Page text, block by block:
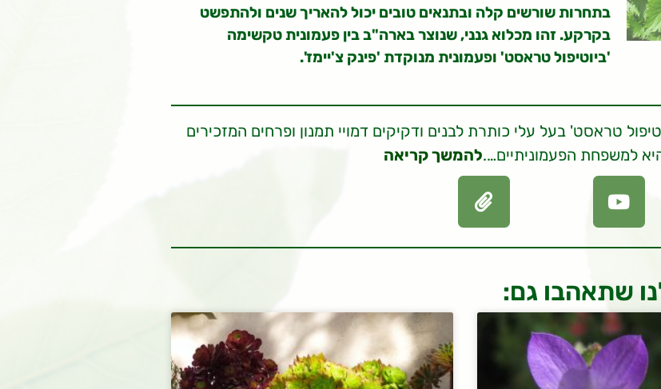
בתחרות שורשים קלה ובתנאים טובים יכול להאריך שנים ולהתפשט
בקרקע. זהו מכלוא גנני, שנוצר בארה"ב בין פעמונית טקשימה
'ביוטיפול טראסט' ופעמונית מנוקדת 'פינק צ'יימז'.
טראסט' בעל עלי כותרת לבנים ודקיקים דמויי תמנון ופרחים המזכירים
למשפחת הפעמוניתיים….להמשך קריאה
שתאהבו גם: